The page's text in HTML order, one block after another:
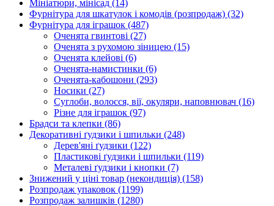
Мініатюри, мінісад (14)
Фурнітура для шкатулок і комодів (розпродаж) (32)
Фурнітура для іграшок (487)
Оченята гвинтові (27)
Оченята з рухомою зіницею (15)
Оченята клейові (6)
Оченята-намистинки (6)
Оченята-кабошони (293)
Носики (27)
Суглоби, волосся, вії, окуляри, наповнювач (16)
Різне для іграшок (97)
Брадси та клепки (86)
Декоративні ґудзики і шпильки (248)
Дерев'яні ґудзики (122)
Пластикові ґудзики і шпильки (119)
Металеві ґудзики і кнопки (7)
Знижений у ціні товар (некондиція) (158)
Розпродаж упаковок (1199)
Розпродаж залишків (1280)